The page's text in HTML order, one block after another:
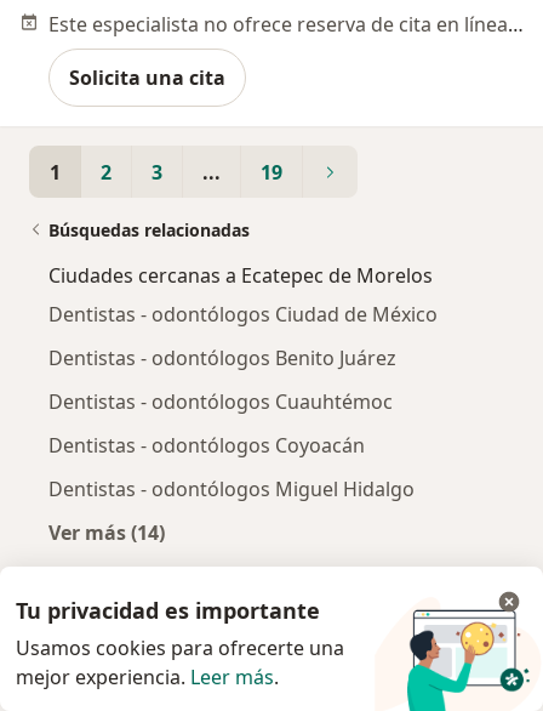
Este especialista no ofrece reserva de cita en línea en esta dirección.
Solicita una cita
1 2 3 ... 19
Búsquedas relacionadas
Ciudades cercanas a Ecatepec de Morelos
Dentistas - odontólogos Ciudad de México
Dentistas - odontólogos Benito Juárez
Dentistas - odontólogos Cuauhtémoc
Dentistas - odontólogos Coyoacán
Dentistas - odontólogos Miguel Hidalgo
Ver más (14)
Más en esta categoría: Ciudades cercanas a
Principales enfermedades tratadas
Caries en Ecatepec de Morelos
Bruxismo en Ecatepec de Morelos
Tu privacidad es importante
Usamos cookies para ofrecerte una
mejor experiencia. Leer más.